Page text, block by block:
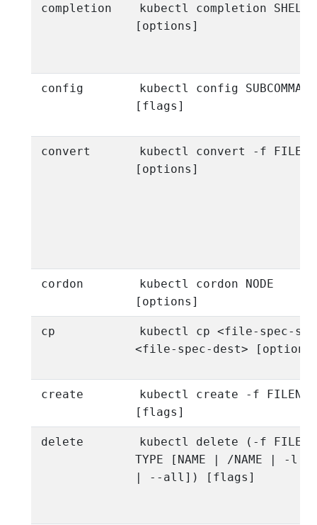
completion
kubectl completion SHELL
[options]
config
kubectl config SUBCOMMAND
[flags]
convert
kubectl convert -f
[options]
cordon
kubectl cordon NODE
[options]
cp
kubectl cp <file-spec-
<file-spec-dest>
create
kubectl create -f
[flags]
delete
kubectl delete (-f
TYPE [NAME | /NAME | -l
| --all]) [flags]